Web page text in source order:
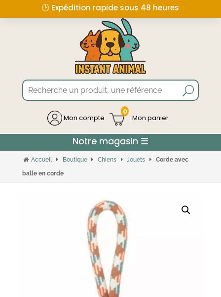
🕒 Expédition rapide sous 48 heures
Mon compte
0
Accueil Boutique Chiens Jouets
Corde avec
balle en corde